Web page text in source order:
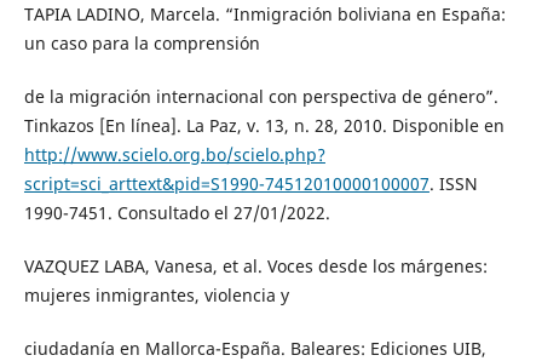
TAPIA LADINO, Marcela. “Inmigración boliviana en España:
un caso para la comprensión
de la migración internacional con perspectiva de género”.
Tinkazos [En línea]. La Paz, v. 13, n. 28, 2010. Disponible en
http://www.scielo.org.bo/scielo.php?
script=sci_arttext&pid=S1990-74512010000100007. ISSN
1990-7451. Consultado el 27/01/2022.
VAZQUEZ LABA, Vanesa, et al. Voces desde los márgenes:
mujeres inmigrantes, violencia y
ciudadanía en Mallorca-España. Baleares: Ediciones UIB,